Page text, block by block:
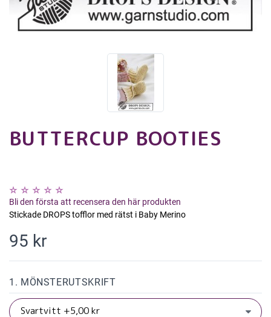
BUTTERCUP BOOTIES
Bli den första att recensera den här produkten
Stickade DROPS tofflor med rätst i Baby Merino
95 kr
1. MÖNSTERUTSKRIFT